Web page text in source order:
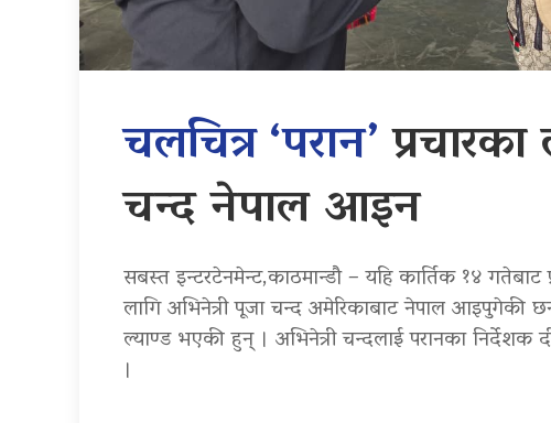
चलचित्र ‘परान’
चन्द नेपाल आइन
सबस्त इन्टरटेनमेन्ट,काठमान्डौ – यहि कार्तिक १४ गतेबाट
लागि अभिनेत्री पूजा चन्द अमेरिकाबाट नेपाल आइपुगेकी
ल्याण्ड भएकी हुन् । अभिनेत्री चन्दलाई परानका
।